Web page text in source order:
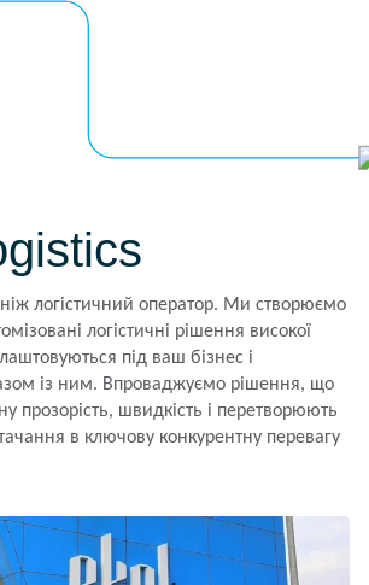
логістичний оператор. Ми створюємо
логістичні рішення високої
під ваш бізнес і
із ним. Впроваджуємо рішення, що
прозорість, швидкість і перетворюють
в ключову конкурентну перевагу